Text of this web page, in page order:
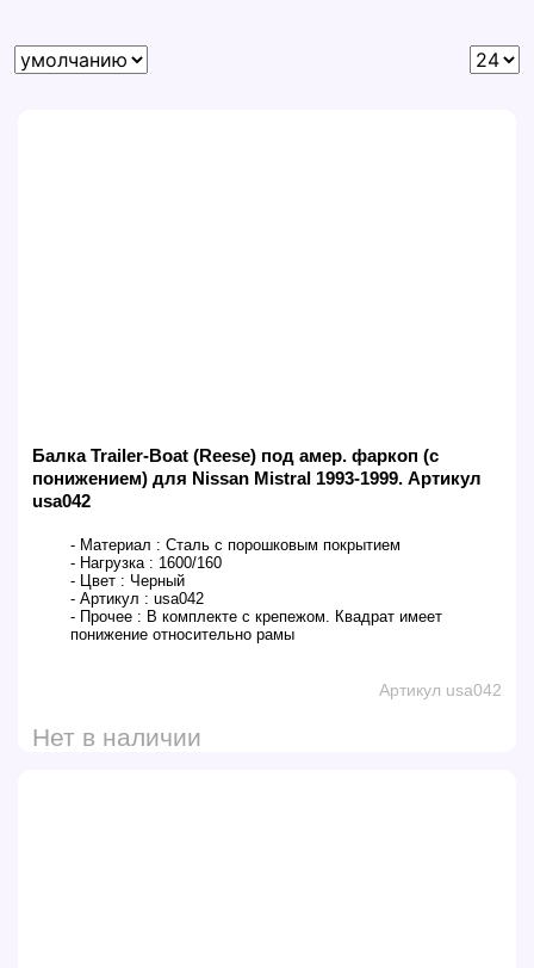
Балка Trailer-Boat (Reese) под амер. фаркоп (с
понижением) для Nissan Mistral 1993-1999. Артикул
usa042
- Материал : Сталь с порошковым покрытием
- Нагрузка : 1600/160
- Цвет : Черный
- Артикул : usa042
- Прочее : В комплекте с крепежом. Квадрат имеет
понижение относительно рамы
Артикул usa042
Нет в наличии